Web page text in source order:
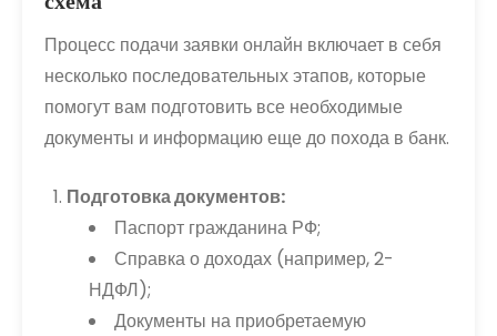
Процесс подачи заявки онлайн включает в себя
несколько последовательных этапов, которые
помогут вам подготовить все необходимые
документы и информацию еще до похода в банк.
Подготовка документов:
Паспорт гражданина РФ;
Справка о доходах (например, 2-
НДФЛ);
Документы на приобретаемую